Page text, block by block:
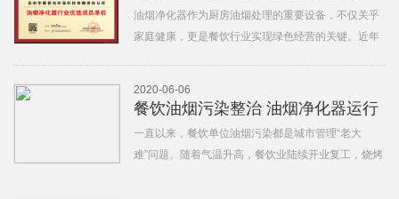
程成员单位
油烟净化器作为厨房油烟处理的重要设备，不仅关乎
家庭健康，更是餐饮行业实现绿色经营的关键。近年
产品逐渐成为市场主流，在技术创新和政策驱动的双
2020-06-06
餐饮油烟污染整治 油烟净化器运行
和维护是关键
一直以来，餐饮单位油烟污染都是城市管理“老大
难”问题。随着气温升高，餐饮业陆续开业复工，烧烤